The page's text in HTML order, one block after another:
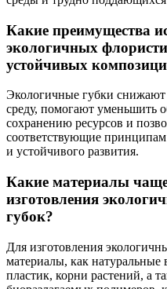
Какие преимущества
экологичных
устойчивых
Экологичные губки
среду, помогают уменьшить
сохранению ресурсов и
соответствующие принципам
и устойчивого развития.
Какие материалы чаще
изготовления
губок?
Для изготовления
материалы, как натуральные
пластик, корни растений, а